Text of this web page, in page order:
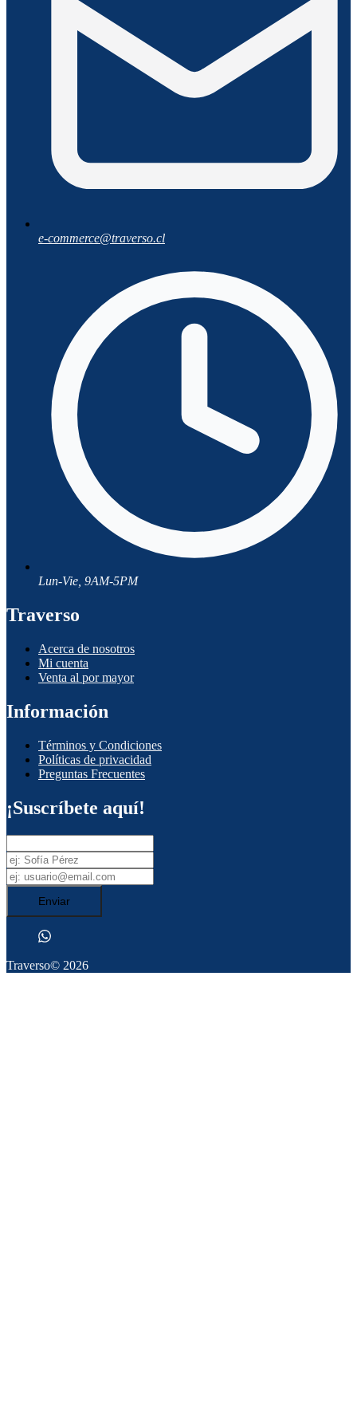
e-commerce@traverso.cl
Lun-Vie, 9AM-5PM
Traverso
Acerca de nosotros
Mi cuenta
Venta al por mayor
Información
Términos y Condiciones
Políticas de privacidad
Preguntas Frecuentes
¡Suscríbete aquí!
Enviar
Traverso© 2026